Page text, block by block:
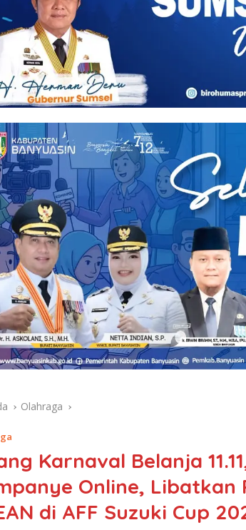
Olahraga
Karnaval Belanja
Online, Libatkan
di AFF Suzuki Cup